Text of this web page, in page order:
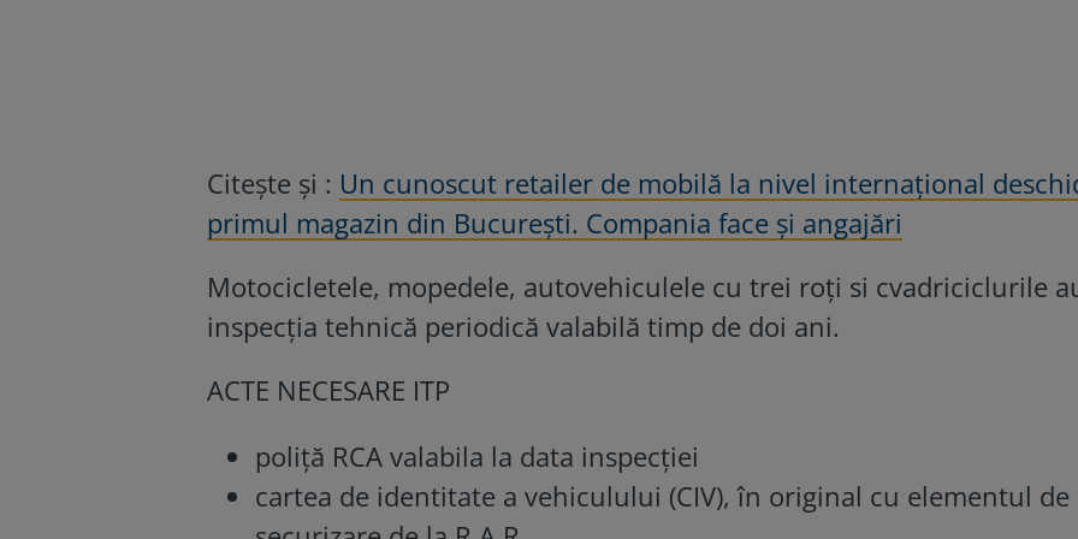
Citește și : Un cunoscut retailer de mobilă la nivel internațional
primul magazin din București. Compania face și angajări
Motocicletele, mopedele, autovehiculele cu trei roți si cvadriciclurile
inspecția tehnică periodică valabilă timp de doi ani.
ACTE NECESARE ITP
poliță RCA valabila la data inspecției
cartea de identitate a vehiculului (CIV),în original cu elementul de